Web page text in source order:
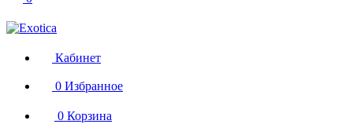
Кабинет
0 Избранное
0 Корзина